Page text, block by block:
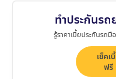
ทำประกันร
รู้ราคาเบี้ยประกันรถ
เช็คเ
ฟรี